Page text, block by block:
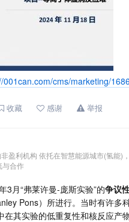
001can.com/cms/marketing/
收藏 感谢 举报
盈利机构 依托在智慧能源城市(氢能)
合作
3月“弗莱许曼-庞斯实验”的争议
Pons）所进行。当时有许多
其实验的低重复性和核反应产